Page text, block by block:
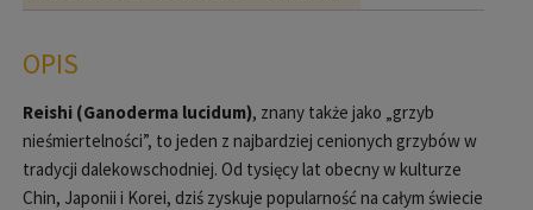
OPIS
Reishi (Ganoderma lucidum), znany także jako „grzyb
nieśmiertelności”, to jeden z najbardziej cenionych grzybów w
tradycji dalekowschodniej. Od tysięcy lat obecny w kulturze
Chin, Japonii i Korei, dziś zyskuje popularność na całym świecie